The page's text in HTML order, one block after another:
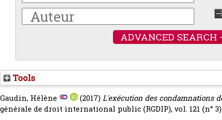
ADVANCED SEARCH
Tools
Gaudin, Hélène (2017)L'exécution des condamnations
générale de droit international public (RGDIP), vol. 121 (n°